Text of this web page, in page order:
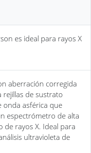
es ideal para rayos X
aberración corregida
rejillas de sustrato
onda asférica que
espectrómetro de alta
de rayos X. Ideal para
ultravioleta de